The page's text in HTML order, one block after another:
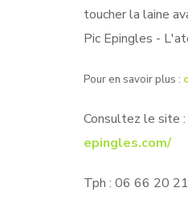
toucher la laine
Pic Epingles -
Pour en savoir plus :
Consultez le site :
epingles.com/
Tph : 06 66 20